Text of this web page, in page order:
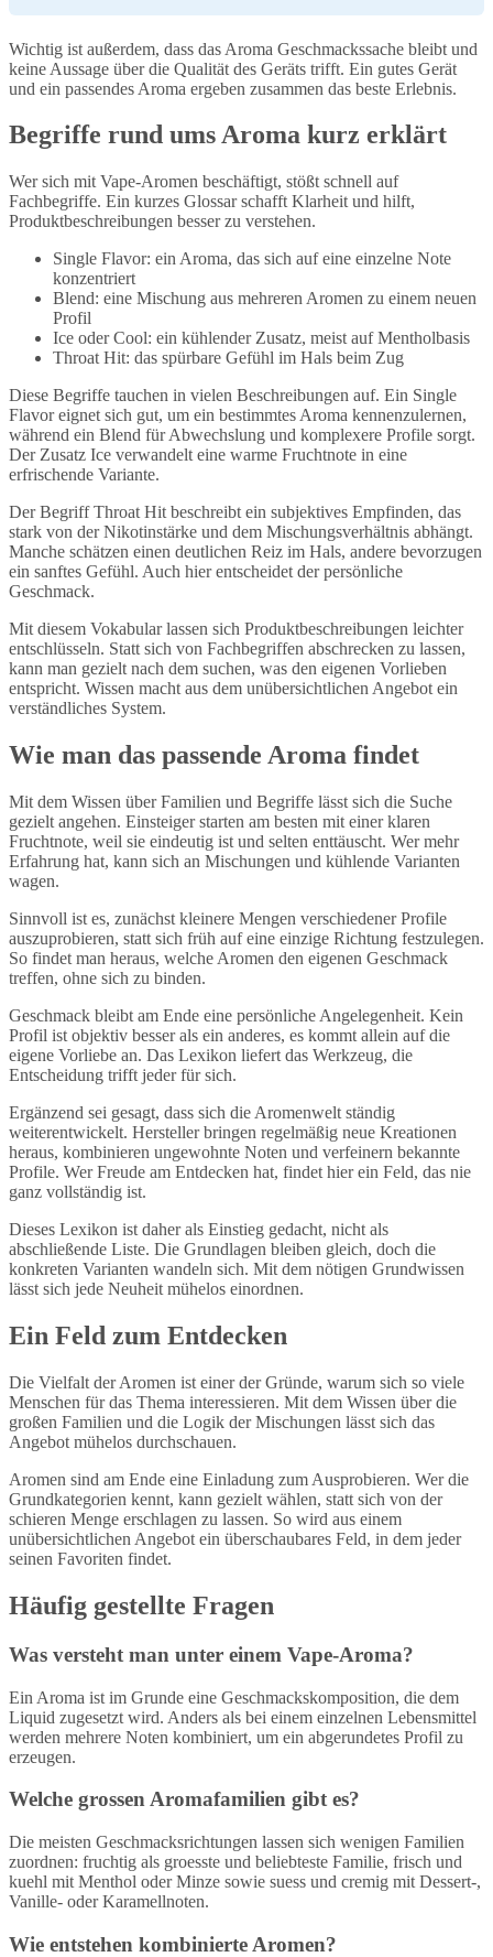
Wichtig ist außerdem, dass das Aroma Geschmackssache bleibt und
keine Aussage über die Qualität des Geräts trifft. Ein gutes Gerät
und ein passendes Aroma ergeben zusammen das beste Erlebnis.
Begriffe rund ums Aroma kurz erklärt
Wer sich mit Vape-Aromen beschäftigt, stößt schnell auf
Fachbegriffe. Ein kurzes Glossar schafft Klarheit und hilft,
Produktbeschreibungen besser zu verstehen.
Single Flavor: ein Aroma, das sich auf eine einzelne Note
konzentriert
Blend: eine Mischung aus mehreren Aromen zu einem neuen
Profil
Ice oder Cool: ein kühlender Zusatz, meist auf Mentholbasis
Throat Hit: das spürbare Gefühl im Hals beim Zug
Diese Begriffe tauchen in vielen Beschreibungen auf. Ein Single
Flavor eignet sich gut, um ein bestimmtes Aroma kennenzulernen,
während ein Blend für Abwechslung und komplexere Profile sorgt.
Der Zusatz Ice verwandelt eine warme Fruchtnote in eine
erfrischende Variante.
Der Begriff Throat Hit beschreibt ein subjektives Empfinden, das
stark von der Nikotinstärke und dem Mischungsverhältnis abhängt.
Manche schätzen einen deutlichen Reiz im Hals, andere bevorzugen
ein sanftes Gefühl. Auch hier entscheidet der persönliche
Geschmack.
Mit diesem Vokabular lassen sich Produktbeschreibungen leichter
entschlüsseln. Statt sich von Fachbegriffen abschrecken zu lassen,
kann man gezielt nach dem suchen, was den eigenen Vorlieben
entspricht. Wissen macht aus dem unübersichtlichen Angebot ein
verständliches System.
Wie man das passende Aroma findet
Mit dem Wissen über Familien und Begriffe lässt sich die Suche
gezielt angehen. Einsteiger starten am besten mit einer klaren
Fruchtnote, weil sie eindeutig ist und selten enttäuscht. Wer mehr
Erfahrung hat, kann sich an Mischungen und kühlende Varianten
wagen.
Sinnvoll ist es, zunächst kleinere Mengen verschiedener Profile
auszuprobieren, statt sich früh auf eine einzige Richtung festzulegen.
So findet man heraus, welche Aromen den eigenen Geschmack
treffen, ohne sich zu binden.
Geschmack bleibt am Ende eine persönliche Angelegenheit. Kein
Profil ist objektiv besser als ein anderes, es kommt allein auf die
eigene Vorliebe an. Das Lexikon liefert das Werkzeug, die
Entscheidung trifft jeder für sich.
Ergänzend sei gesagt, dass sich die Aromenwelt ständig
weiterentwickelt. Hersteller bringen regelmäßig neue Kreationen
heraus, kombinieren ungewohnte Noten und verfeinern bekannte
Profile. Wer Freude am Entdecken hat, findet hier ein Feld, das nie
ganz vollständig ist.
Dieses Lexikon ist daher als Einstieg gedacht, nicht als
abschließende Liste. Die Grundlagen bleiben gleich, doch die
konkreten Varianten wandeln sich. Mit dem nötigen Grundwissen
lässt sich jede Neuheit mühelos einordnen.
Ein Feld zum Entdecken
Die Vielfalt der Aromen ist einer der Gründe, warum sich so viele
Menschen für das Thema interessieren. Mit dem Wissen über die
großen Familien und die Logik der Mischungen lässt sich das
Angebot mühelos durchschauen.
Aromen sind am Ende eine Einladung zum Ausprobieren. Wer die
Grundkategorien kennt, kann gezielt wählen, statt sich von der
schieren Menge erschlagen zu lassen. So wird aus einem
unübersichtlichen Angebot ein überschaubares Feld, in dem jeder
seinen Favoriten findet.
Häufig gestellte Fragen
Was versteht man unter einem Vape-Aroma?
Ein Aroma ist im Grunde eine Geschmackskomposition, die dem
Liquid zugesetzt wird. Anders als bei einem einzelnen Lebensmittel
werden mehrere Noten kombiniert, um ein abgerundetes Profil zu
erzeugen.
Welche grossen Aromafamilien gibt es?
Die meisten Geschmacksrichtungen lassen sich wenigen Familien
zuordnen: fruchtig als groesste und beliebteste Familie, frisch und
kuehl mit Menthol oder Minze sowie suess und cremig mit Dessert-,
Vanille- oder Karamellnoten.
Wie entstehen kombinierte Aromen?